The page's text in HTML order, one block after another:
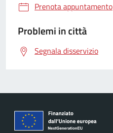
Prenota appuntamento
Problemi in città
Segnala disservizio